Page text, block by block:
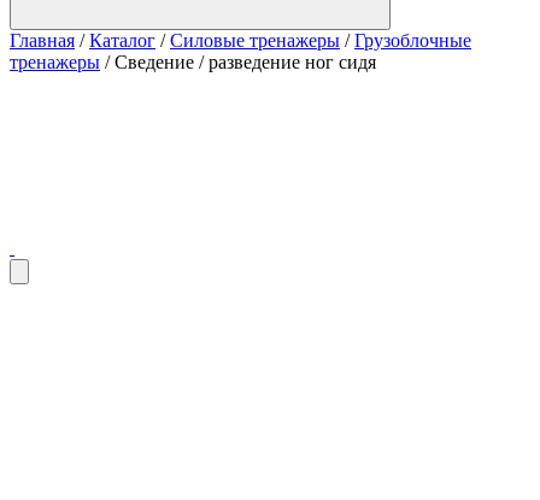
Главная / Каталог / Силовые тренажеры / Грузоблочные
тренажеры / Сведение / разведение ног сидя